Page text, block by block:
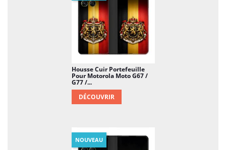
Housse Cuir Portefeuille
Pour Motorola Moto G67 /
G77 /...
DÉCOUVRIR
NOUVEAU